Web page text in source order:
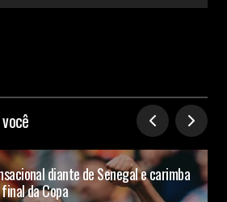
diante de Senegal e carimba
da Copa